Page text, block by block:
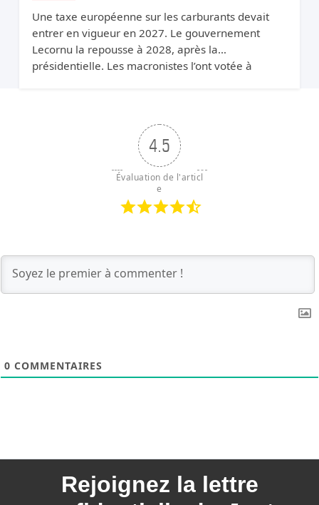
Une taxe européenne sur les carburants devait
entrer en vigueur en 2027. Le gouvernement
Lecornu la repousse à 2028, après la
présidentielle. Les macronistes l’ont votée à
4.5
Évaluation de l'articl
e
0 COMMENTAIRES
Rejoignez la lettre